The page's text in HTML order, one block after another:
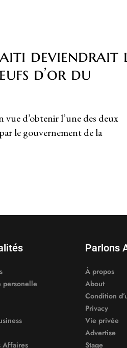
deviendrait
d’or du
d’obtenir l’une des deux
le gouvernement de la
personelle
Affaires
Parlons
À propos
About
Condition
Privacy
Vie privée
Advertise
Stage